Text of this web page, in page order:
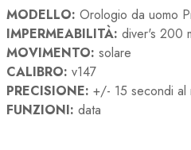
MODELLO: Orologio da uomo
IMPERMEABILITÀ: diver's 200
MOVIMENTO: solare
CALIBRO: v147
PRECISIONE: +/- 15 secondi al
FUNZIONI: data